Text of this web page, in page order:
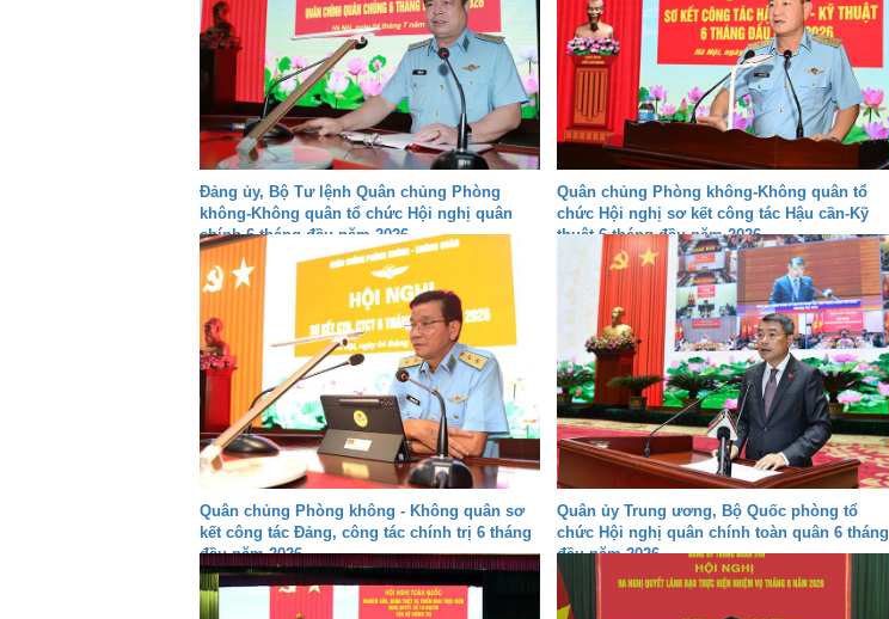
Đảng ủy, Bộ Tư lệnh Quân chủng Phòng
không-Không quân tổ chức Hội nghị quân
chính 6 tháng đầu năm 2026
Quân chủng Phòng không-Không quân tổ
chức Hội nghị sơ kết công tác Hậu cần-Kỹ
thuật 6 tháng đầu năm 2026
Quân chủng Phòng không - Không quân sơ
kết công tác Đảng, công tác chính trị 6 tháng
đầu năm 2026
Quân ủy Trung ương, Bộ Quốc phòng tổ
chức Hội nghị quân chính toàn quân 6 tháng
đầu năm 2026